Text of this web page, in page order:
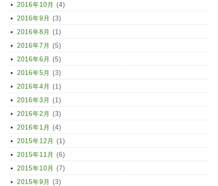
2016年10月 (4)
2016年9月 (3)
2016年8月 (1)
2016年7月 (5)
2016年6月 (5)
2016年5月 (3)
2016年4月 (1)
2016年3月 (1)
2016年2月 (3)
2016年1月 (4)
2015年12月 (1)
2015年11月 (6)
2015年10月 (7)
2015年9月 (3)